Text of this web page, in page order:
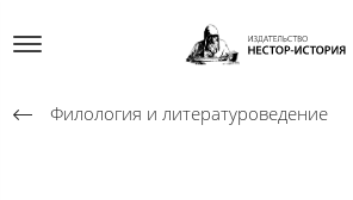
Филология и литературоведение